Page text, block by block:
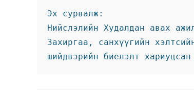
Эх сурвалж:
Нийслэлийн Худалдан авах
Захиргаа, санхүүгийн
шийдвэрийн биелэлт